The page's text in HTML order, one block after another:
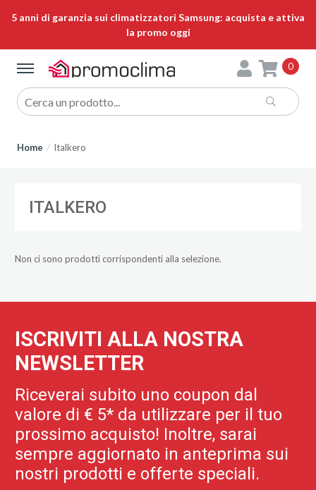
5 anni di garanzia sui climatizzatori Samsung: acquista e attiva
la promo oggi
0
Home Italkero
ITALKERO
Non ci sono prodotti corrispondenti alla selezione.
ISCRIVITI ALLA NOSTRA
NEWSLETTER
Riceverai subito uno coupon dal
valore di € 5* da utilizzare per il tuo
prossimo acquisto! Inoltre, sarai
sempre aggiornato in anteprima sui
nostri prodotti e offerte speciali.